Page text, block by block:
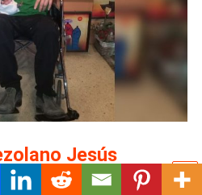
Jesús
para la